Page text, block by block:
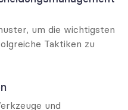
um die wichtigsten
Taktiken zu
und